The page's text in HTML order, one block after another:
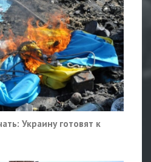
Украину готовят к